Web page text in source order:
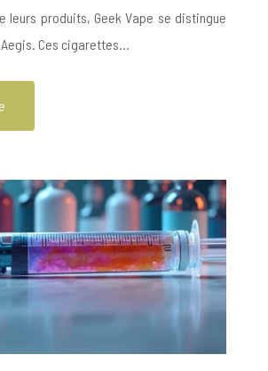
leurs produits, Geek Vape se distingue
Ces cigarettes…